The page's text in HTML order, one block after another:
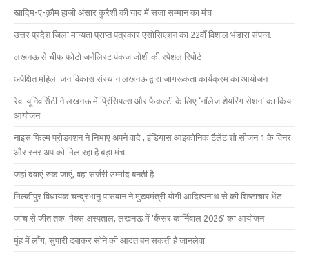
ख़ादिम-ए-क़ौम हाजी अंसार कुरैशी की याद में सजा सम्मान का मंच
उत्तर प्रदेश जिला मान्यता प्राप्त पत्रकार एसोसिएशन का 22वाँ विशाल भंडारा संपन्न.
लखनऊ से चीफ फोटो जर्नलिस्ट पंकज जोशी की स्पेशल रिपोर्ट
अपेक्षित महिला जन विकास संस्थान लखनऊ द्वारा जागरूकता कार्यक्रम का आयोजन
रेवा यूनिवर्सिटी ने लखनऊ में प्रिंसिपल्स और फैकल्टी के लिए ‘नॉलेज शेयरिंग सेशन’ का किया
आयोजन
नाइस फिल्म प्रोडक्शन ने निभाए अपने वादे , इंडियास आइकोनिक टैलेंट शो सीजन 1 के विनर
और रनर अप को मिल रहा है बड़ा मंच
जहां दवाएं रुक जाएं, वहां सर्जरी उम्मीद बनती है
मिल्कीपुर विधायक चन्द्रभानु पासवान ने मुख्यमंत्री योगी आदित्यनाथ से की शिष्टाचार भेंट
जांच से जीत तक: मैक्स अस्पताल, लखनऊ में ‘कैंसर कार्निवाल 2026’ का आयोजन
मुंह में लौंग, सुपारी दबाकर सोने की आदत बन सकती है जानलेवा